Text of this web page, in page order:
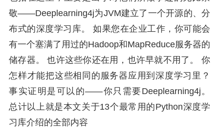
敬——Deeplearning4j为JVM建立了一个开源的、分
布式的深度学习库。 如果您在企业工作，你可能会
有一个塞满了用过的Hadoop和MapReduce服务器的
储存器。 也许这些你还在用，也许早就不用了。 你
怎样才能把这些相同的服务器应用到深度学习里？
事实证明是可以的——你只需要Deeplearning4j。
总计以上就是本文关于13个最常用的Python深度学
习库介绍的全部内容